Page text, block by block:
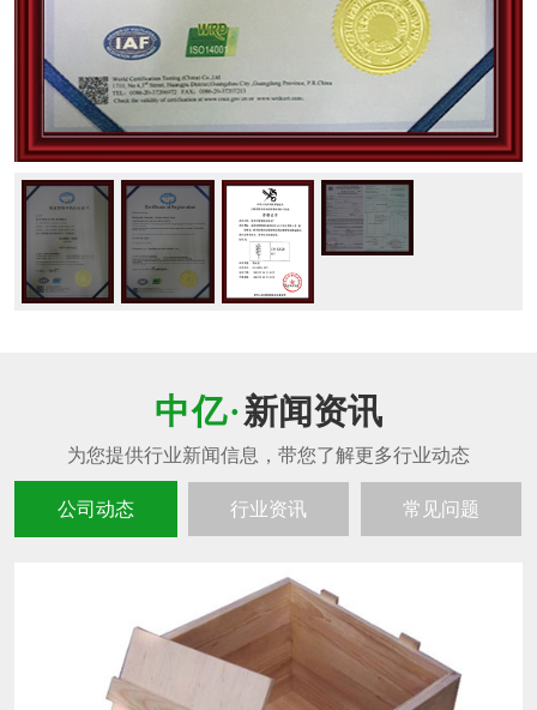
新闻资讯
公司动态 行业资讯 常见问题